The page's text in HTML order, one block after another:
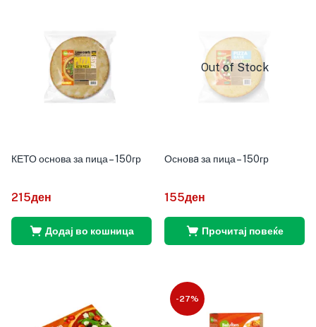
КЕТО основа за пица – 150гр
215ден
Додај во кошница
Out of Stock
Основa за пица – 150гр
155ден
Прочитај повеќе
-27%